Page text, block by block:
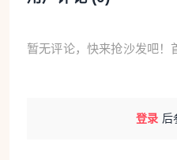
暂无评论，快来抢沙发吧！
登录 后